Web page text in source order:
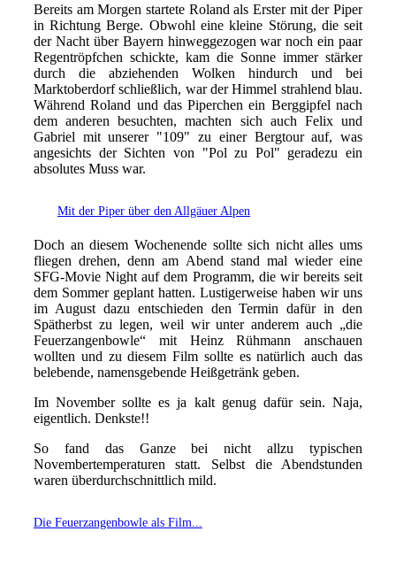
Bereits am Morgen startete Roland als Erster mit der Piper
in Richtung Berge. Obwohl eine kleine Störung, die seit
der Nacht über Bayern hinweggezogen war noch ein paar
Regentröpfchen schickte, kam die Sonne immer stärker
durch die abziehenden Wolken hindurch und bei
Marktoberdorf schließlich, war der Himmel strahlend blau.
Während Roland und das Piperchen ein Berggipfel nach
dem anderen besuchten, machten sich auch Felix und
Gabriel mit unserer "109" zu einer Bergtour auf, was
angesichts der Sichten von "Pol zu Pol" geradezu ein
absolutes Muss war.
Mit der Piper über den Allgäuer Alpen
Doch an diesem Wochenende sollte sich nicht alles ums
fliegen drehen,denn am Abend stand mal wieder eine
SFG-Movie Night auf dem Programm, die wir bereits seit
dem Sommer geplant hatten. Lustigerweise haben wir uns
im August dazu entschieden den Termin dafür in den
Spätherbst zu legen, weil wir unter anderem auch „die
Feuerzangenbowle“ mit Heinz Rühmann anschauen
wollten und zu diesem Film sollte es natürlich auch das
belebende, namensgebende Heißgetränk geben.
Im November sollte es ja kalt genug dafür sein. Naja,
eigentlich. Denkste!!
So fand das Ganze bei nicht allzu typischen
Novembertemperaturen statt. Selbst die Abendstunden
waren überdurchschnittlich mild.
Die Feuerzangenbowle als Film...